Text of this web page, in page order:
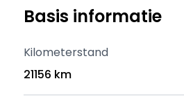
Basis informatie
Kilometerstand
21156 km